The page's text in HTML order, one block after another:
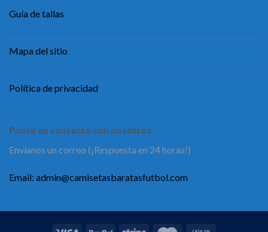
Guía de tallas
Mapa del sitio
Política de privacidad
Ponte en contacto con nosotros
Envíanos un correo (¡Respuesta en 24 horas!)
Email: admin@camisetasbaratasfutbol.com